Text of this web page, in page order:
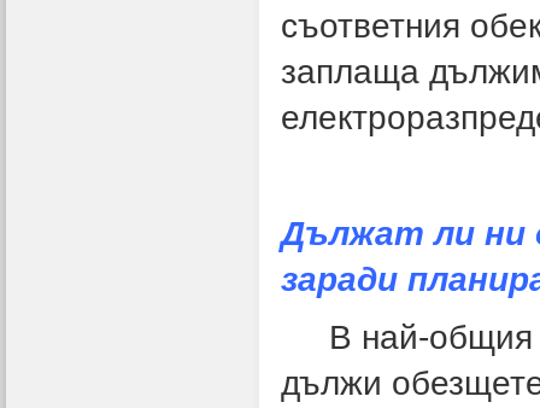
съответния
заплаща
Дължат ли ни
заради
В най-общия
дължи